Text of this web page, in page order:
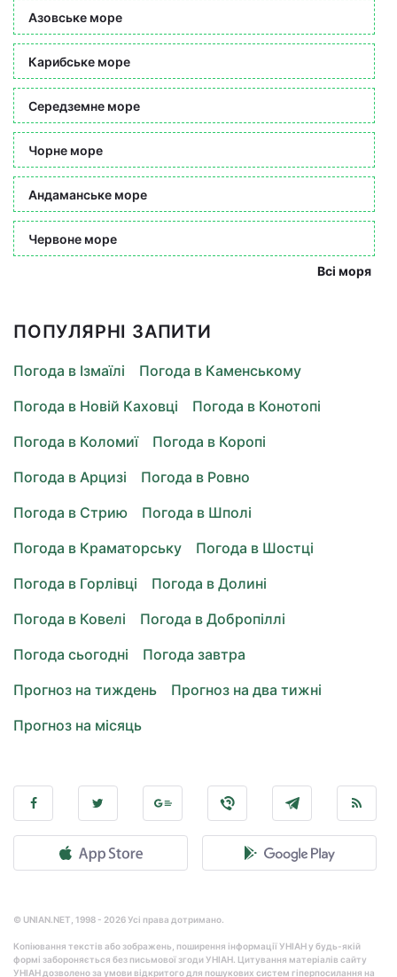
Азовське море
Карибське море
Середземне море
Чорне море
Андаманське море
Червоне море
Всі моря
ПОПУЛЯРНІ ЗАПИТИ
Погода в Ізмаїлі
Погода в Каменському
Погода в Новій Каховці
Погода в Конотопі
Погода в Коломиї
Погода в Коропі
Погода в Арцизі
Погода в Ровно
Погода в Стрию
Погода в Шполі
Погода в Краматорську
Погода в Шостці
Погода в Горлівці
Погода в Долині
Погода в Ковелі
Погода в Добропіллі
Погода сьогодні
Погода завтра
Прогноз на тиждень
Прогноз на два тижні
Прогноз на місяць
© UNIAN.NET, 1998 - 2026 Усі права дотримано.
Копіювання текстів або зображень, поширення інформації УНІАН у будь-якій
формі забороняється без письмової згоди УНІАН. Цитування матеріалів сайту
УНІАН дозволено за умови відкритого для пошукових систем гіперпосилання на